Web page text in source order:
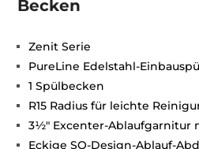
Becken
Zenit Serie
PureLine Edelstahl-
1 Spülbecken
R15 Radius für leichte
3½" Excenter-Ablaufgarnitur
Eckige SQ-Design-Ablauf-